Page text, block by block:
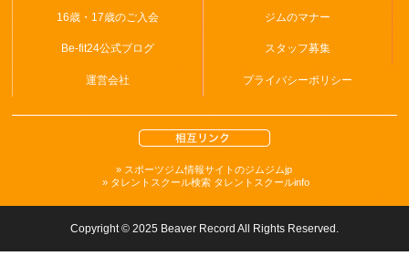
16歳・17歳のご入会 ジムのマナー
Be-fit24公式ブログ スタッフ募集
運営会社 プライバシーポリシー
» スポーツジム情報サイトのジムジムjp
» タレントスクール検索 タレントスクールinfo
Copyright © 2025 Beaver Record All Rights Reserved.